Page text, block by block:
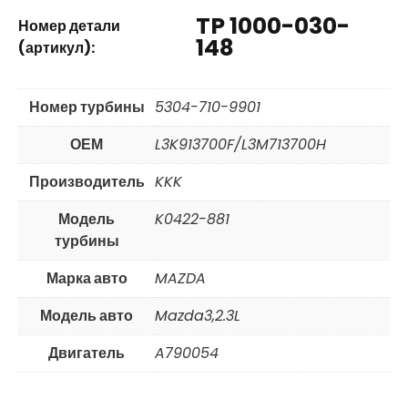
Номер детали
(артикул):
TP 1000-030-
148
Номер турбины 5304-710-9901
ОЕМ
L3K913700F/L3M713700H
Производитель KKK
Модель
турбины
K0422-881
Марка авто
MAZDA
Модель авто
Mazda3,2.3L
Двигатель
A790054